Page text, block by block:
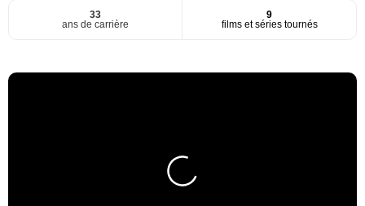
33
ans de carrière
9
films et séries tournés